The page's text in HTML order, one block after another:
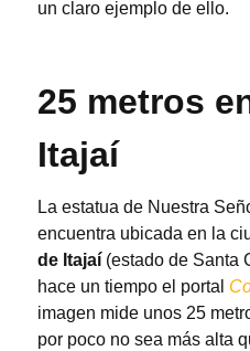
un claro ejemplo de ello.
25 metros
Itajaí
La estatua de Nuestra
encuentra ubicada en la
de Itajaí (estado de Santa
hace un tiempo el portal
imagen mide unos 25
por poco no sea más alta